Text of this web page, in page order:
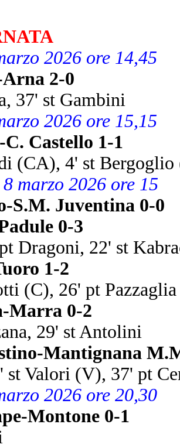
2026 ore 14,45
2-0
37' st Gambini
2026 ore 15,15
Castello 1-1
(CA), 4' st Bergoglio
marzo 2026 ore 15
S.M. Juventina 0-0
0-3
Dragoni, 22' st
1-2
(C), 26' pt
Marra 0-2
29' st Antolini
Mantignana
st Valori (V), 37' pt
2026 ore 20,30
Montone 0-1